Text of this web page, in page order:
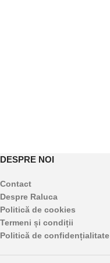
DESPRE NOI
Contact
Despre Raluca
Politică de cookies
Termeni și condiții
Politică de confidențialitate